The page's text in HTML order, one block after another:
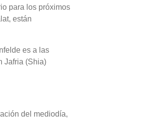
para los próximos
están
es a las
Jafria (Shia)
del mediodía,